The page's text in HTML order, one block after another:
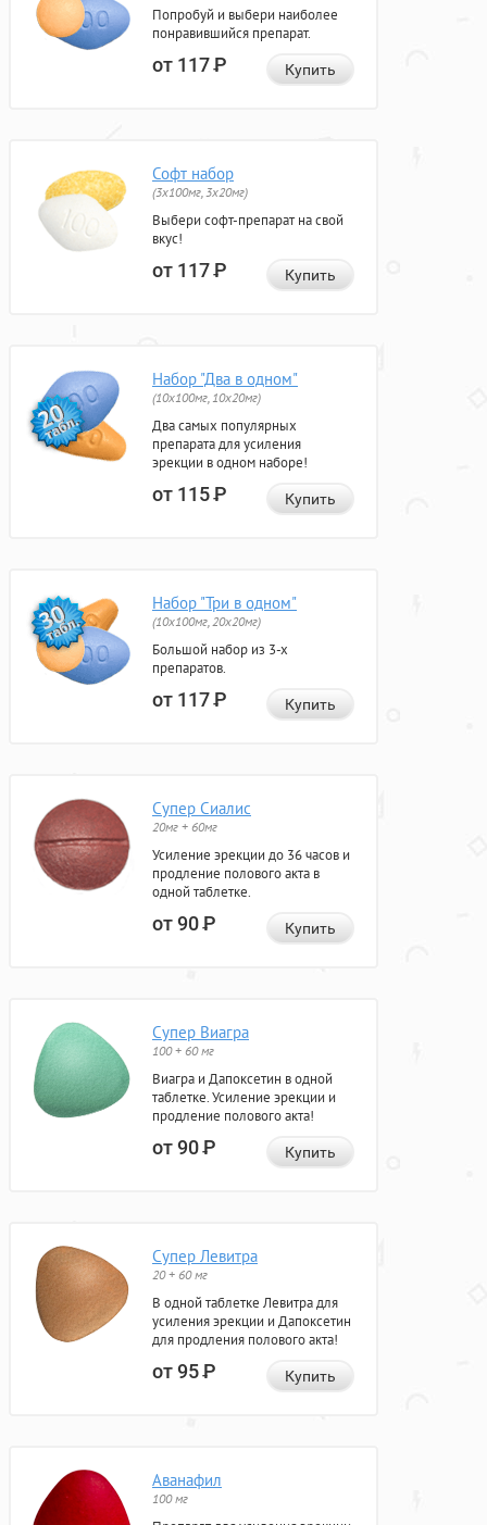
Попробуй и выбери наиболее
понравившийся препарат.
от 117Р Купить
Софт набор
(3x100мг, 3x20мг)
Выбери софт-препарат на свой
вкус!
от 117Р Купить
Набор "Два в одном"
(10x100мг, 10x20мг)
Два самых популярных
препарата для усиления
эрекции в одном наборе!
от 115Р Купить
Набор "Три в одном"
(10x100мг, 20x20мг)
Большой набор из 3-х
препаратов.
от 117Р Купить
Супер Сиалис
20мг + 60мг
Усиление эрекции до 36 часов и
продление полового акта в
одной таблетке.
от 90Р Купить
Супер Виагра
100 + 60 мг
Виагра и Дапоксетин в одной
таблетке. Усиление эрекции и
продление полового акта!
от 90Р Купить
Супер Левитра
20 + 60 мг
В одной таблетке Левитра для
усиления эрекции и Дапоксетин
для продления полового акта!
от 95Р Купить
Аванафил
100 мг